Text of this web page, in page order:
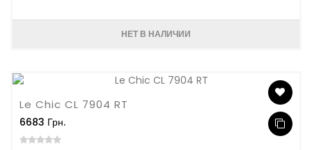
НЕТ В НАЛИЧИИ
Le Chic CL 7904 RT
6683 Грн.